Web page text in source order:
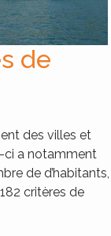
de
des villes et
ci a notamment
de d’habitants,
critères de